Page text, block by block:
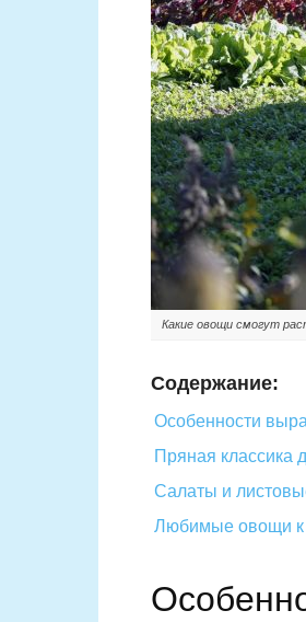
Какие овощи смогут
Содержание:
Особенности
Пряная классика
Салаты и
Любимые овощи к